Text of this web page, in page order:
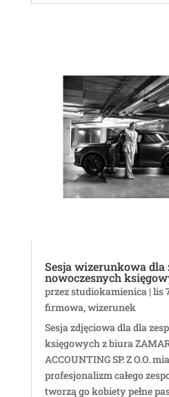
Sesja wizerunkowa dla
nowoczesnych
przezstudiokamienica| lis
firmowa,wizerunek
Sesja zdjęciowa dla dla
księgowych z biura
ACCOUNTING SP. Z O.O.
profesjonalizm całego
tworzą go kobiety pełne